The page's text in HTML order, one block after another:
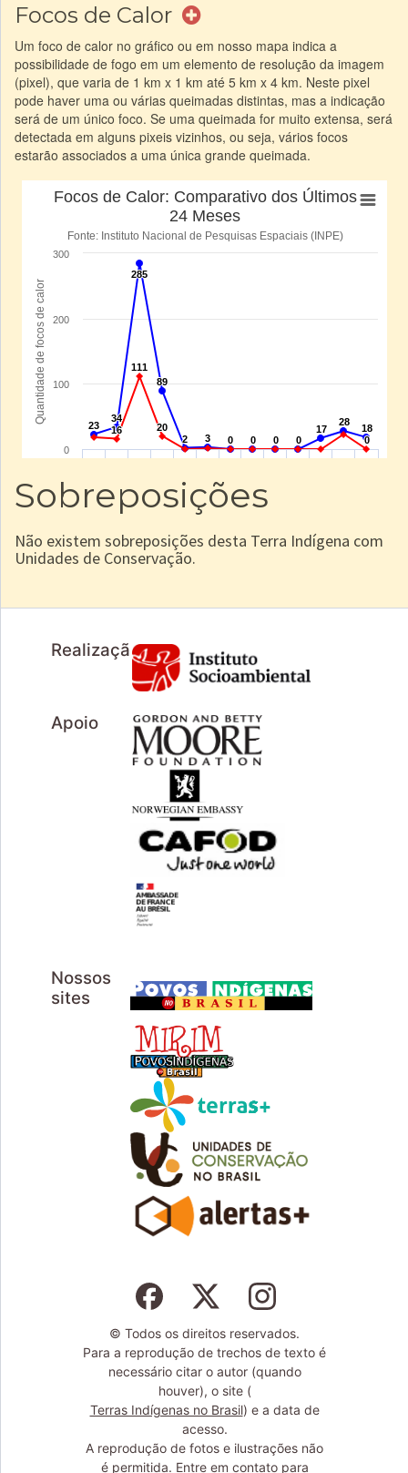
Focos de Calor
Um foco de calor no gráfico ou em nosso mapa indica a
possibilidade de fogo em um elemento de resolução da imagem
(pixel), que varia de 1 km x 1 km até 5 km x 4 km. Neste pixel
pode haver uma ou várias queimadas distintas, mas a indicação
será de um único foco. Se uma queimada for muito extensa, será
detectada em alguns pixeis vizinhos, ou seja, vários focos
estarão associados a uma única grande queimada.
Sobreposições
Não existem sobreposições desta Terra Indígena com
Unidades de Conservação.